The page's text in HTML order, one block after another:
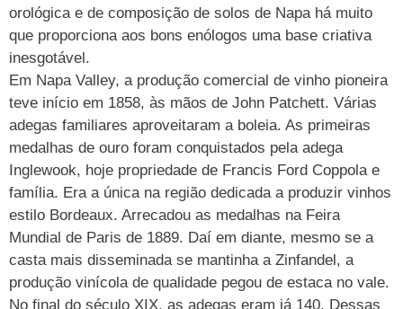
orológica e de composição de solos de Napa há muito
que proporciona aos bons enólogos uma base criativa
inesgotável.
Em Napa Valley, a produção comercial de vinho pioneira
teve início em 1858, às mãos de John Patchett. Várias
adegas familiares aproveitaram a boleia. As primeiras
medalhas de ouro foram conquistados pela adega
Inglewook, hoje propriedade de Francis Ford Coppola e
família. Era a única na região dedicada a produzir vinhos
estilo Bordeaux. Arrecadou as medalhas na Feira
Mundial de Paris de 1889. Daí em diante, mesmo se a
casta mais disseminada se mantinha a Zinfandel, a
produção vinícola de qualidade pegou de estaca no vale.
No final do século XIX, as adegas eram já 140. Dessas